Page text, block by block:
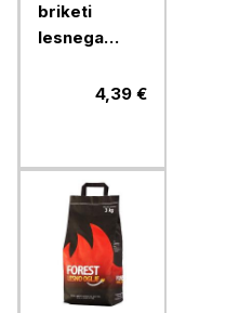
briketi
lesnega
4,39 €